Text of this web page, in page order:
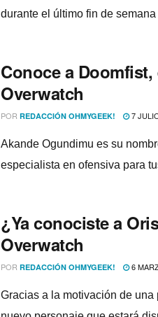
durante el último fin de
Conoce a
Overwatch
POR REDACCIÓN OHMYGEEK! 7
Akande Ogundimu es su
especialista en ofensiva para
¿Ya conociste a
Overwatch
POR REDACCIÓN OHMYGEEK! 6
Gracias a la motivación de